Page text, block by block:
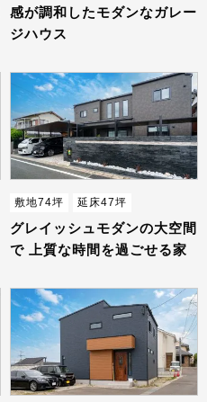
感が調和したモダンなガレー
ジハウス
敷地74坪 延床47坪
グレイッシュモダンの大空間
で 上質な時間を過ごせる家